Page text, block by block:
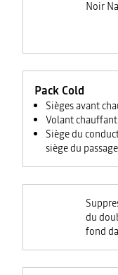
Noir
Pack Cold
Sièges avant
Volant chauffant
Siège du
siège du
du
fond